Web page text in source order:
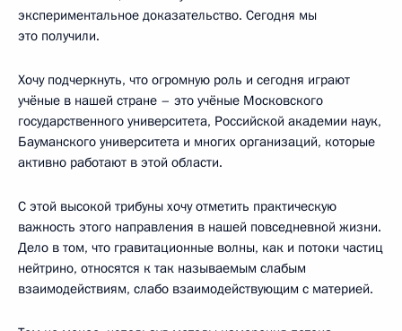
экспериментальное доказательство. Сегодня мы
это получили.
Хочу подчеркнуть, что огромную роль и сегодня играют
учёные в нашей стране – это учёные Московского
государственного университета, Российской академии наук,
Бауманского университета и многих организаций, которые
активно работают в этой области.
С этой высокой трибуны хочу отметить практическую
важность этого направления в нашей повседневной жизни.
Дело в том, что гравитационные волны, как и потоки частиц
нейтрино, относятся к так называемым слабым
взаимодействиям, слабо взаимодействующим с материей.